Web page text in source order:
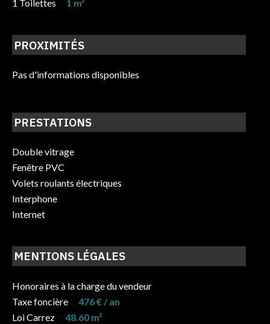
1 Toilettes
1 m²
PROXIMITÉS
Pas d'informations disponibles
PRESTATIONS
Double vitrage
Fenêtre PVC
Volets roulants électriques
Interphone
Internet
MENTIONS LÉGALES
Honoraires à la charge du vendeur
Taxe foncière
476 € / an
Loi Carrez
48.60 m²